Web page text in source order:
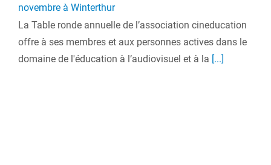
novembre à Winterthur
La Table ronde annuelle de l’association cineducation
offre à ses membres et aux personnes actives dans le
domaine de l'éducation à l’audiovisuel et à la [...]